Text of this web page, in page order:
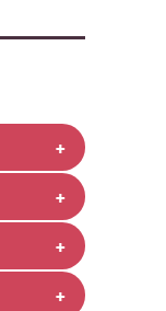
+
+
+
+